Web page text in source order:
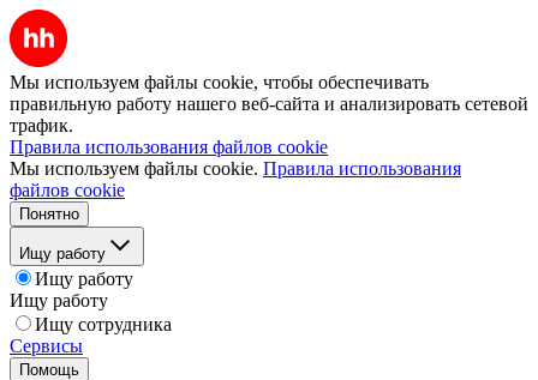
Мы используем файлы cookie, чтобы обеспечивать
правильную работу нашего веб-сайта и анализировать сетевой
трафик.
Правила использования файлов cookie
Мы используем файлы cookie. Правила использования
файлов cookie
Понятно
Ищу работу
Ищу работу
Ищу работу
Ищу сотрудника
Сервисы
Помощь